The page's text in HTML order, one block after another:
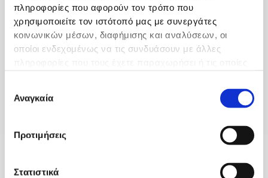
πληροφορίες που αφορούν τον τρόπο που
χρησιμοποιείτε τον ιστότοπό μας με συνεργάτες
κοινωνικών μέσων, διαφήμισης και αναλύσεων, οι
οποίοι ενδεχομένως να τις συνδυάσουν με άλλες
συγκατάθεσης
Αναγκαία
Προτιμήσεις
Στατιστικά
ΓΑΣΤΡΕΝΤΕΡΟΛΟΓΟΙ
Γενικές Πληροφορίες
Σχετικά με Εμάς